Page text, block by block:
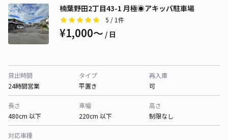
楠葉野田2丁目43-1 月極◉アキッパ駐車場
5 / 1件
¥1,000〜 / 日
貸出時間
24時間営業
タイプ
平置き
再入庫
可
長さ
480cm 以下
車幅
220cm 以下
高さ
制限なし
対応車種